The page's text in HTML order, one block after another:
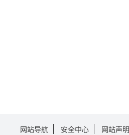
网站导航 安全中心 网站声明